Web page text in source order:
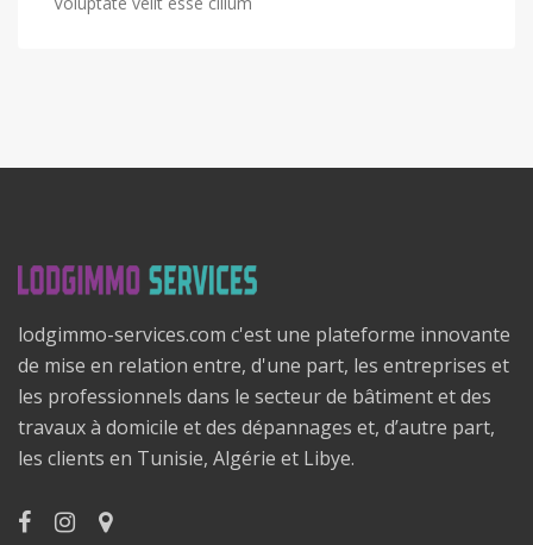
lodgimmo-services.com c'est une plateforme innovante
de mise en relation entre, d'une part, les entreprises et
les professionnels dans le secteur de bâtiment et des
travaux à domicile et des dépannages et, d’autre part,
les clients en Tunisie, Algérie et Libye.